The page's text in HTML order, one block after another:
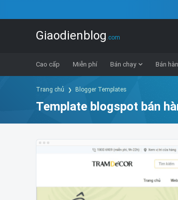
Giaodienblog .com
Cao cấp Miễn phí Bán chạy Bán
Trang chủ Blogger Templates
Template blogspot bán